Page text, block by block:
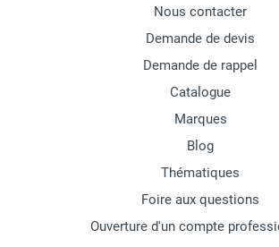
Nous contacter
Demande de devis
Demande de rappel
Catalogue
Marques
Blog
Thématiques
Foire aux questions
Ouverture d'un compte